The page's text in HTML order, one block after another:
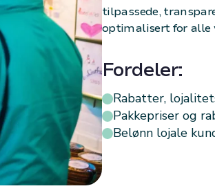
tilpassede,
optimalisert for alle
Fordeler:
Rabatter,
Pakkepriser og
Belønn lojale